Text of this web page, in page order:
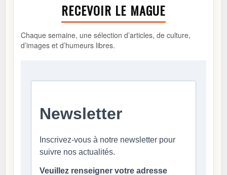
RECEVOIR LE MAGUE
Chaque semaine, une sélection d’articles, de culture,
d’images et d’humeurs libres.